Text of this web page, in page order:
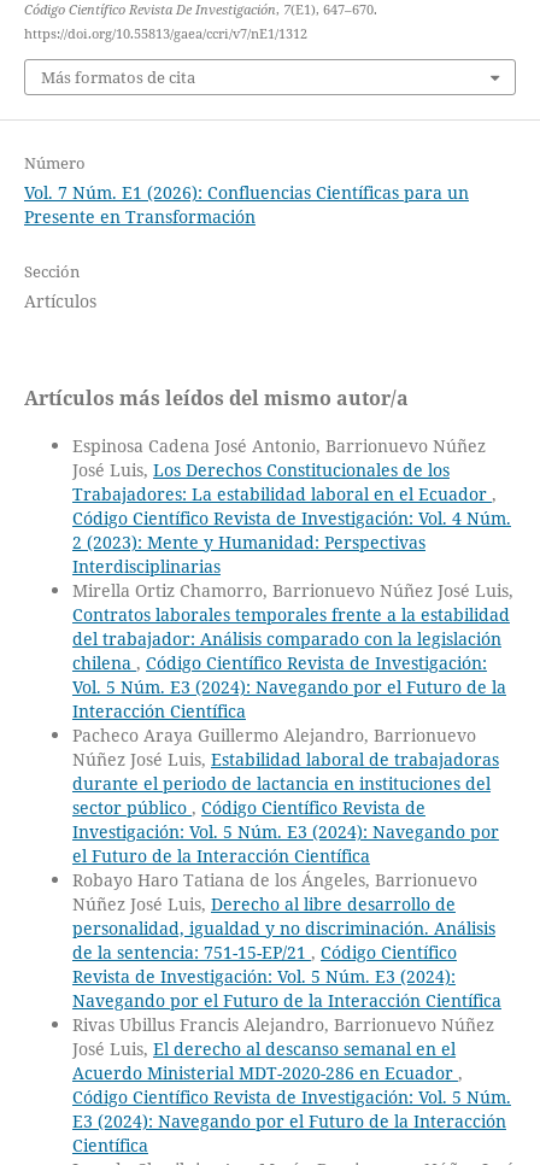
Código Científico Revista De Investigación, 7(E1), 647–670.
https://doi.org/10.55813/gaea/ccri/v7/nE1/1312
Más formatos de cita
Número
Vol. 7 Núm. E1 (2026): Confluencias Científicas para un
Presente en Transformación
Sección
Artículos
Artículos más leídos del mismo autor/a
Espinosa Cadena José Antonio, Barrionuevo Núñez
José Luis, Los Derechos Constitucionales de los
Trabajadores: La estabilidad laboral en el Ecuador ,
Código Científico Revista de Investigación: Vol. 4 Núm.
2 (2023): Mente y Humanidad: Perspectivas
Interdisciplinarias
Mirella Ortiz Chamorro, Barrionuevo Núñez José Luis,
Contratos laborales temporales frente a la estabilidad
del trabajador: Análisis comparado con la legislación
chilena , Código Científico Revista de Investigación:
Vol. 5 Núm. E3 (2024): Navegando por el Futuro de la
Interacción Científica
Pacheco Araya Guillermo Alejandro, Barrionuevo
Núñez José Luis, Estabilidad laboral de trabajadoras
durante el periodo de lactancia en instituciones del
sector público , Código Científico Revista de
Investigación: Vol. 5 Núm. E3 (2024): Navegando por
el Futuro de la Interacción Científica
Robayo Haro Tatiana de los Ángeles, Barrionuevo
Núñez José Luis, Derecho al libre desarrollo de
personalidad, igualdad y no discriminación. Análisis
de la sentencia: 751-15-EP/21 , Código Científico
Revista de Investigación: Vol. 5 Núm. E3 (2024):
Navegando por el Futuro de la Interacción Científica
Rivas Ubillus Francis Alejandro, Barrionuevo Núñez
José Luis, El derecho al descanso semanal en el
Acuerdo Ministerial MDT-2020-286 en Ecuador ,
Código Científico Revista de Investigación: Vol. 5 Núm.
E3 (2024): Navegando por el Futuro de la Interacción
Científica